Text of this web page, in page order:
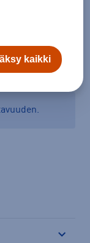
Saatavilla
kaikki